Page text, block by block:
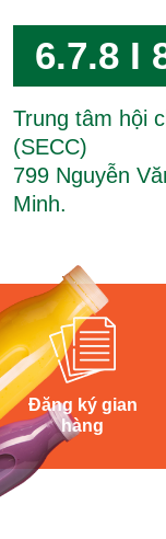
6.7.8 I
Trung tâm hội
(SECC)
799 Nguyễn
Minh.
Đăng ký gian
hàng